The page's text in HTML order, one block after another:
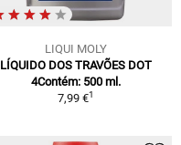
LIQUI MOLY
LÍQUIDO DOS TRAVÕES DOT
4Contém: 500 ml.
7,99 €1